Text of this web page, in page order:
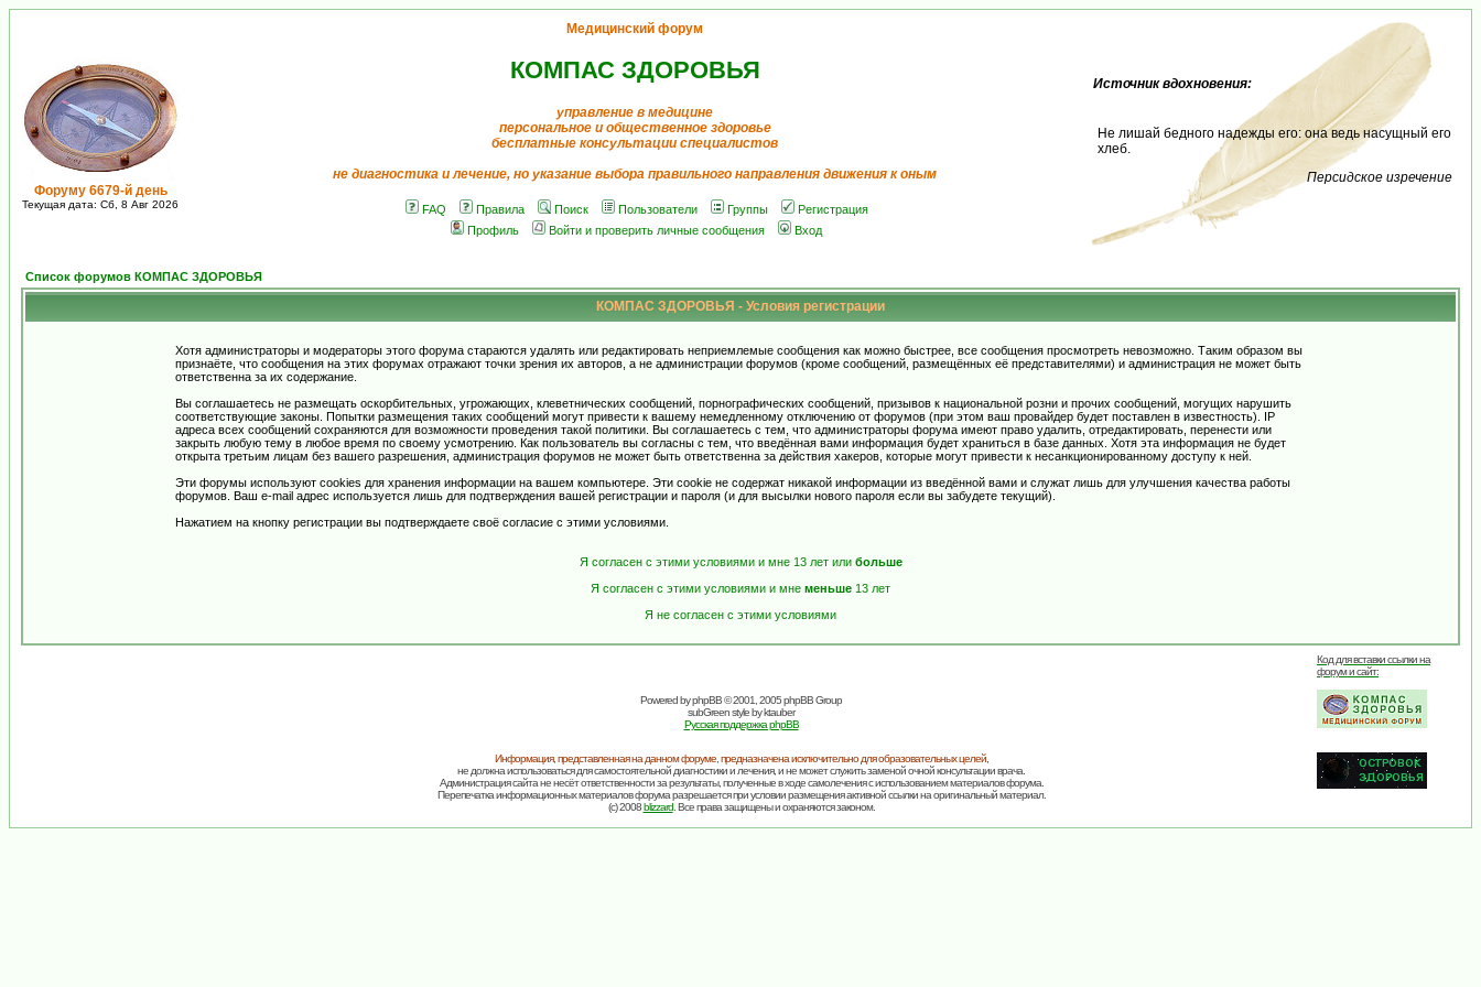
Форуму 6679-й день
Текущая дата: Сб, 8 Авг 2026
Медицинский форум
КОМПАС ЗДОРОВЬЯ
управление в медицине
персональное и общественное здоровье
бесплатные консультации специалистов
не диагностика и лечение, но указание выбора правильного направления движения к оным
FAQ Правила Поиск Пользователи Группы
Регистрация
Профиль
Войти и проверить личные сообщения Вход
Источник вдохновения:
Не лишай бедного надежды его: она ведь насущный его
хлеб.
Персидское изречение
Список форумов КОМПАС ЗДОРОВЬЯ
КОМПАС ЗДОРОВЬЯ - Условия регистрации
Хотя администраторы и модераторы этого форума стараются удалять или редактировать неприемлемые сообщения как можно быстрее, все сообщения просмотреть невозможно. Таким образом вы
признаёте, что сообщения на этих форумах отражают точки зрения их авторов, а не администрации форумов (кроме сообщений, размещённых её представителями) и администрация не может быть
ответственна за их содержание.
Вы соглашаетесь не размещать оскорбительных, угрожающих, клеветнических сообщений, порнографических сообщений, призывов к национальной розни и прочих сообщений, могущих нарушить
соответствующие законы. Попытки размещения таких сообщений могут привести к вашему немедленному отключению от форумов (при этом ваш провайдер будет поставлен в известность). IP
адреса всех сообщений сохраняются для возможности проведения такой политики. Вы соглашаетесь с тем, что администраторы форума имеют право удалить, отредактировать, перенести или
закрыть любую тему в любое время по своему усмотрению. Как пользователь вы согласны с тем, что введённая вами информация будет храниться в базе данных. Хотя эта информация не будет
открыта третьим лицам без вашего разрешения, администрация форумов не может быть ответственна за действия хакеров, которые могут привести к несанкционированному доступу к ней.
Эти форумы используют cookies для хранения информации на вашем компьютере. Эти cookie не содержат никакой информации из введённой вами и служат лишь для улучшения качества работы
форумов. Ваш e-mail адрес используется лишь для подтверждения вашей регистрации и пароля (и для высылки нового пароля если вы забудете текущий).
Нажатием на кнопку регистрации вы подтверждаете своё согласие с этими условиями.
Я согласен с этими условиями и мне 13 лет или больше
Я согласен с этими условиями и мне меньше 13 лет
Я не согласен с этими условиями
Powered byphpBB© 2001, 2005 phpBB Group
subGreen style byktauber
Русская поддержка phpBB
Код для вставки ссылки на
форум и сайт:
Информация, представленная на данном форуме, предназначена исключительно для образовательных целей,
не должна использоваться для самостоятельной диагностики и лечения, и не может служить заменой очной консультации врача.
Администрация сайта не несёт ответственности за результаты, полученные в ходе самолечения с использованием материалов форума.
Перепечатка информационных материалов форума разрешается при условии размещения активной ссылки на оригинальный материал.
(c) 2008blizzard. Все права защищены и охраняются законом.